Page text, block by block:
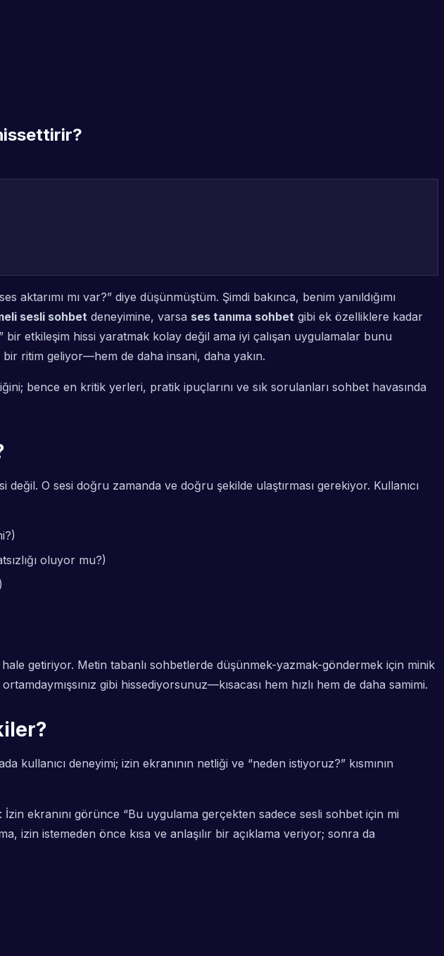
mı var?” diye düşünmüştüm. Şimdi bakınca, benim yanıldığımı
sesli sohbet deneyimine, varsa ses tanıma sohbet gibi ek özelliklere kadar
etkileşim hissi yaratmak kolay değil ama iyi çalışan uygulamalar bunu
ritim geliyor—hem de daha insani, daha yakın.
bence en kritik yerleri, pratik ipuçlarını ve sık sorulanları sohbet havasında
değil. O sesi doğru zamanda ve doğru şekilde ulaştırması gerekiyor. Kullanıcı
oluyor mu?)
getiriyor. Metin tabanlı sohbetlerde düşünmek-yazmak-göndermek için minik
gibi hissediyorsunuz—kısacası hem hızlı hem de daha samimi.
deneyimi; izin ekranının netliği ve “neden istiyoruz?” kısmının
ekranını görünce “Bu uygulama gerçekten sadece sesli sohbet için mi
izin istemeden önce kısa ve anlaşılır bir açıklama veriyor; sonra da